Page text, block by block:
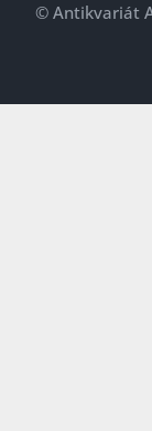
© Antikvariát